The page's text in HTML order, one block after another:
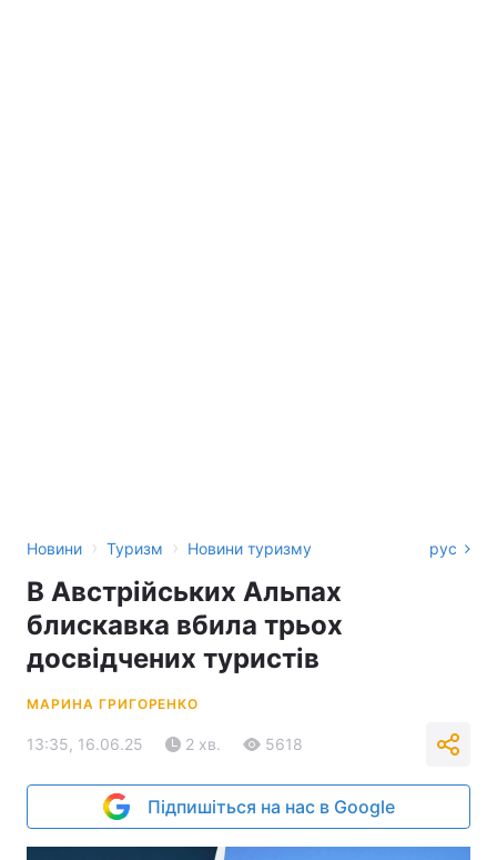
Новини › Туризм › Новини туризму рус
В Австрійських Альпах
блискавка вбила трьох
досвідчених туристів
МАРИНА ГРИГОРЕНКО
13:35, 16.06.25 2 хв. 5618
Підпишіться на нас в Google